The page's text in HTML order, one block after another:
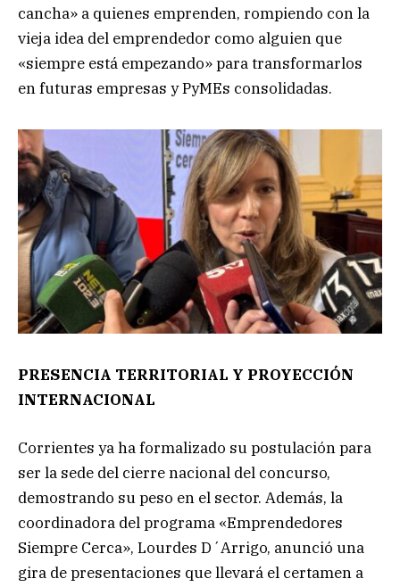
cancha» a quienes emprenden, rompiendo con la
vieja idea del emprendedor como alguien que
«siempre está empezando» para transformarlos
en futuras empresas y PyMEs consolidadas.
PRESENCIA TERRITORIAL Y PROYECCIÓN
INTERNACIONAL
Corrientes ya ha formalizado su postulación para
ser la sede del cierre nacional del concurso,
demostrando su peso en el sector. Además, la
coordinadora del programa «Emprendedores
Siempre Cerca», Lourdes D´Arrigo, anunció una
gira de presentaciones que llevará el certamen a